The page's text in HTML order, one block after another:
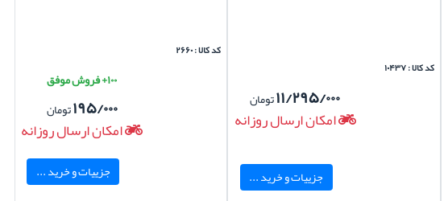
کد کالا : ۱۰۴۳۷
۱۱/۲۹۵/۰۰۰تومان
امکان ارسال روزانه
جزییات و خرید ...
کد کالا : ۲۶۶۰
۱۰۰+ فروش موفق
۱۹۵/۰۰۰تومان
امکان ارسال روزانه
جزییات و خرید ...